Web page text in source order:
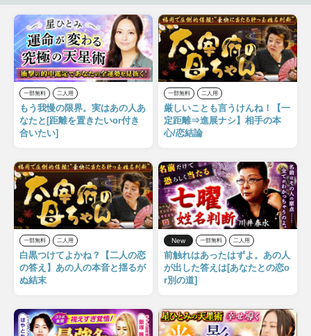
一部無料 二人用
もう我慢の限界。実はあの人あ
なたと[距離を置きたいor付き
合いたい]
一部無料 二人用
厳しいことも言うけんね！【一
定距離⇒進展ナシ】相手の本
心/恋結論
一部無料 二人用
白黒つけてよかね？【二人の恋
の答え】あの人の本音と揺るが
ぬ結末
New 一部無料 二人用
前触れはあったはずよ。あの人
が出した答えは[あなたとの恋o
r別の道]